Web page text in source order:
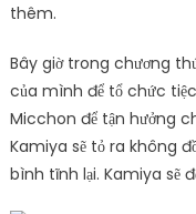
thêm.
Bây giờ trong chương
của mình để tổ chức
Micchon để tận hưởng
Kamiya sẽ tỏ ra không
bình tĩnh lại. Kamiya sẽ